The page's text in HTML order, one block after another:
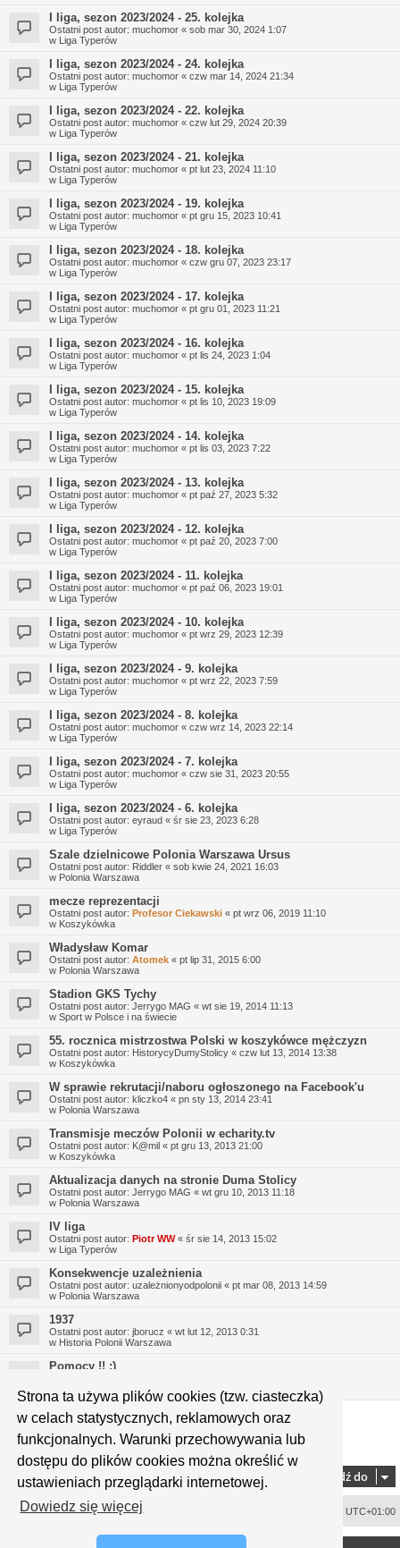
Strona ta używa plików cookies (tzw. ciasteczka)
w celach statystycznych, reklamowych oraz
funkcjonalnych. Warunki przechowywania lub
dostępu do plików cookies można określić w
ustawieniach przeglądarki internetowej.
Dowiedz się więcej
I liga, sezon 2023/2024 - 25. kolejka
Ostatni post autor: muchomor « sob mar 30, 2024 1:07
w Liga Typerów
I liga, sezon 2023/2024 - 24. kolejka
Ostatni post autor: muchomor « czw mar 14, 2024 21:34
w Liga Typerów
I liga, sezon 2023/2024 - 22. kolejka
Ostatni post autor: muchomor « czw lut 29, 2024 20:39
w Liga Typerów
I liga, sezon 2023/2024 - 21. kolejka
Ostatni post autor: muchomor « pt lut 23, 2024 11:10
w Liga Typerów
I liga, sezon 2023/2024 - 19. kolejka
Ostatni post autor: muchomor « pt gru 15, 2023 10:41
w Liga Typerów
I liga, sezon 2023/2024 - 18. kolejka
Ostatni post autor: muchomor « czw gru 07, 2023 23:17
w Liga Typerów
I liga, sezon 2023/2024 - 17. kolejka
Ostatni post autor: muchomor « pt gru 01, 2023 11:21
w Liga Typerów
I liga, sezon 2023/2024 - 16. kolejka
Ostatni post autor: muchomor « pt lis 24, 2023 1:04
w Liga Typerów
I liga, sezon 2023/2024 - 15. kolejka
Ostatni post autor: muchomor « pt lis 10, 2023 19:09
w Liga Typerów
I liga, sezon 2023/2024 - 14. kolejka
Ostatni post autor: muchomor « pt lis 03, 2023 7:22
w Liga Typerów
I liga, sezon 2023/2024 - 13. kolejka
Ostatni post autor: muchomor « pt paź 27, 2023 5:32
w Liga Typerów
I liga, sezon 2023/2024 - 12. kolejka
Ostatni post autor: muchomor « pt paź 20, 2023 7:00
w Liga Typerów
I liga, sezon 2023/2024 - 11. kolejka
Ostatni post autor: muchomor « pt paź 06, 2023 19:01
w Liga Typerów
I liga, sezon 2023/2024 - 10. kolejka
Ostatni post autor: muchomor « pt wrz 29, 2023 12:39
w Liga Typerów
I liga, sezon 2023/2024 - 9. kolejka
Ostatni post autor: muchomor « pt wrz 22, 2023 7:59
w Liga Typerów
I liga, sezon 2023/2024 - 8. kolejka
Ostatni post autor: muchomor « czw wrz 14, 2023 22:14
w Liga Typerów
I liga, sezon 2023/2024 - 7. kolejka
Ostatni post autor: muchomor « czw sie 31, 2023 20:55
w Liga Typerów
I liga, sezon 2023/2024 - 6. kolejka
Ostatni post autor: eyraud « śr sie 23, 2023 6:28
w Liga Typerów
Szale dzielnicowe Polonia Warszawa Ursus
Ostatni post autor: Riddler « sob kwie 24, 2021 16:03
w Polonia Warszawa
mecze reprezentacji
Ostatni post autor: Profesor Ciekawski « pt wrz 06, 2019 11:10
w Koszykówka
Władysław Komar
Ostatni post autor: Atomek « pt lip 31, 2015 6:00
w Polonia Warszawa
Stadion GKS Tychy
Ostatni post autor: Jerrygo MAG « wt sie 19, 2014 11:13
w Sport w Polsce i na świecie
55. rocznica mistrzostwa Polski w koszykówce mężczyzn
Ostatni post autor: HistorycyDumyStolicy « czw lut 13, 2014 13:38
w Koszykówka
W sprawie rekrutacji/naboru ogłoszonego na Facebook'u
Ostatni post autor: kliczko4 « pn sty 13, 2014 23:41
w Polonia Warszawa
Transmisje meczów Polonii w echarity.tv
Ostatni post autor: K@mil « pt gru 13, 2013 21:00
w Koszykówka
Aktualizacja danych na stronie Duma Stolicy
Ostatni post autor: Jerrygo MAG « wt gru 10, 2013 11:18
w Polonia Warszawa
IV liga
Ostatni post autor: Piotr WW« śr sie 14, 2013 15:02
w Liga Typerów
Konsekwencje uzależnienia
Ostatni post autor: uzależnionyodpolonii « pt mar 08, 2013 14:59
w Polonia Warszawa
1937
Ostatni post autor: jborucz « wt lut 12, 2013 0:31
w Historia Polonii Warszawa
Pomocy !! :)
Polonia Warszawa
Znaleziono 323 wyniki Strona1z9
1 2 3 4 5 …
Przejdź do
UTC+01:00